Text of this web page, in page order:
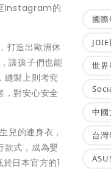
Instagram的
打造出歐洲休
讓孩子們也能
製上則考究
，對安心安全
的連身衣，
款式，成為嬰
日本官方的1
國
世界
中國
台